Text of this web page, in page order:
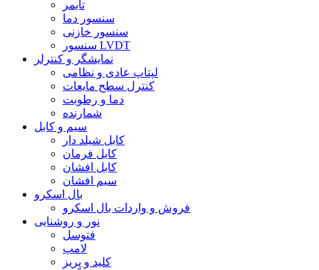
تایمر
سنسور دما
سنسور خازنی
سنسور LVDT
نمایشگر و کنترلر
لپتاپ عادی و نظامی
کنترل سطح مایعات
دما و رطوبت
شمارنده
سیم و کابل
کابل شیلد دار
کابل فرمان
کابل افشان
سیم افشان
بال اسکرو
فروش و واردات بال اسکرو
نور و روشنایی
فتوسل
لامپ
کلید و پریز